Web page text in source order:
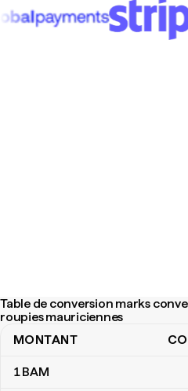
Table de conversion marks
roupies mauriciennes
Table de conversion marks
MONTANT
1BAM